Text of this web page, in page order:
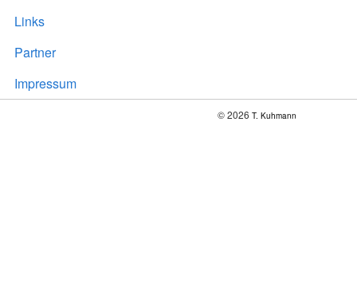
Links
Partner
Impressum
© 2026 T. Kuhmann